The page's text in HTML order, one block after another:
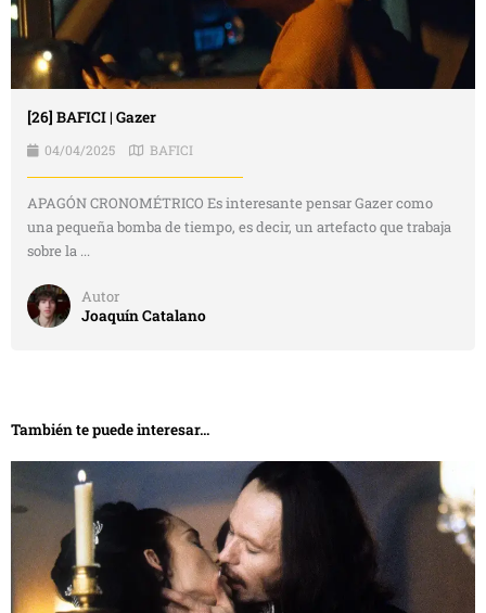
[26] BAFICI | Gazer
04/04/2025 BAFICI
APAGÓN CRONOMÉTRICO Es interesante pensar Gazer como
una pequeña bomba de tiempo, es decir, un artefacto que trabaja
sobre la ...
Autor
Joaquín Catalano
También te puede interesar...